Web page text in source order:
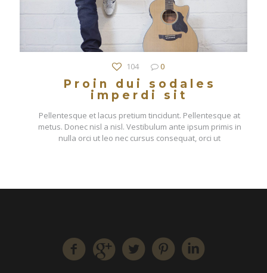
104 0
Proin dui sodales
imperdi sit
Pellentesque et lacus pretium tincidunt. Pellentesque at
metus. Donec nisl a nisl. Vestibulum ante ipsum primis in
nulla orci ut leo nec cursus consequat, orci ut